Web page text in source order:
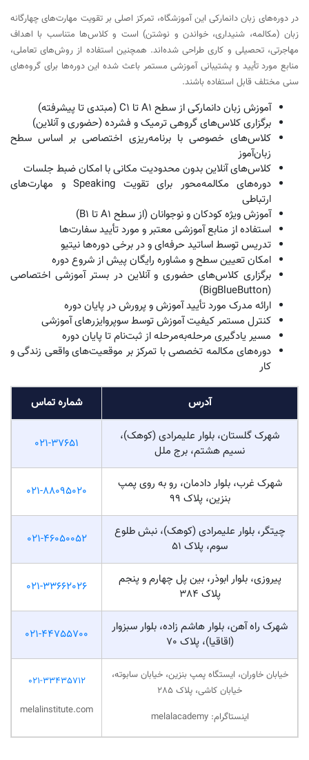
ارائه مشاوره و تعیین سطح رایگان قبل از شروع دوره
برگزاری کلاس‌های فشرده، نیمه‌فشرده و ترمیک
صدور مدرک معتبر و قابل ترجمه پایان دوره
امکان شرکت در کلاس‌های آنلاین با بستر تعاملی صوتی و تصویری
آدرس شماره تماس
جنت آباد جنوبی، نبش خیابان چهارم، پلاک 64​
اینستاگرام: dehkhoda.official
021-91006191
dehkhodaedu.com
آموزشگاه زبان ملل یکی از مجموعه‌های آموزشی فعال در حوزه آموزش زبان‌های
خارجی در ایران است که دوره‌های متنوعی از جمله زبان دانمارکی را برای زبان‌آموزان
آموزشی به‌روز و برگزاری کلاس‌های حضوری و آنلاین، تلاش می‌کند مسیر یادگیری
زبان را برای زبان‌آموزان ساده‌تر، هدفمندتر و کاربردی‌تر کند.
زبان (مکالمه، شنیداری، خواندن و نوشتن) است و کلاس‌ها متناسب با اهداف
مهاجرتی، تحصیلی و کاری طراحی شده‌اند. همچنین استفاده از روش‌های تعاملی،
سنی مختلف قابل استفاده باشند.
آموزش زبان دانمارکی از سطح A1 تا C1 (مبتدی تا پیشرفته)
برگزاری کلاس‌های گروهی ترمیک و فشرده (حضوری و آنلاین)
کلاس‌های خصوصی با برنامه‌ریزی اختصاصی بر اساس سطح
زبان‌آموز
کلاس‌های آنلاین بدون محدودیت مکانی با امکان ضبط جلسات
دوره‌های مکالمه‌محور برای تقویت Speaking و مهارت‌های
ارتباطی
آموزش ویژه کودکان و نوجوانان (از سطح A1 تا B1)
استفاده از منابع آموزشی معتبر و مورد تأیید سفارت‌ها
تدریس توسط اساتید حرفه‌ای و در برخی دوره‌ها نیتیو
امکان تعیین سطح و مشاوره رایگان پیش از شروع دوره